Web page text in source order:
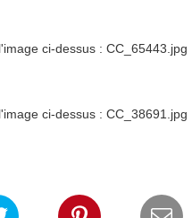
ci-dessus : CC_65443.jpg
ci-dessus : CC_38691.jpg